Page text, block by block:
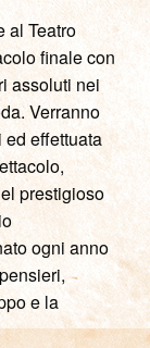
al Teatro
finale con
assoluti nei
Verranno
effettuata
prestigioso
ogni anno
e la